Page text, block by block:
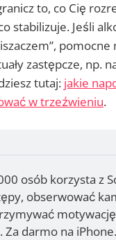
to, co Cię
stabilizuje. Jeśli
zastępcze, np.
tutaj: jakie
w trzeźwieniu.
osób korzysta z
obserwować
darmo na iPhone.